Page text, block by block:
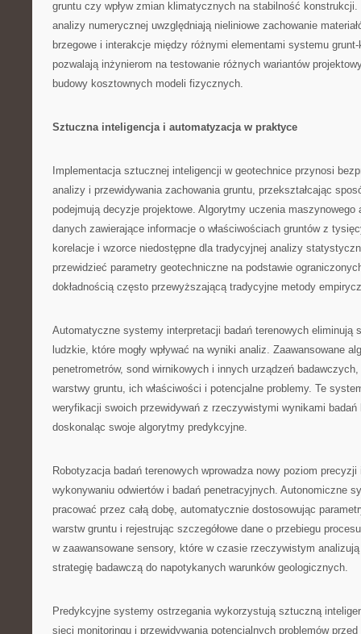
gruntu czy wpływ zmian klimatycznych na stabilność konstrukcji.
analizy numerycznej uwzględniają nieliniowe zachowanie
brzegowe i interakcje między różnymi elementami systemu
pozwalają inżynierom na testowanie różnych wariantów
budowy kosztownych modeli fizycznych.
Sztuczna inteligencja i automatyzacja w praktyce
Implementacja sztucznej inteligencji w geotechnice przynosi
analizy i przewidywania zachowania gruntu, przekształcając
podejmują decyzje projektowe. Algorytmy uczenia maszynowego
danych zawierające informacje o właściwościach gruntów z
korelacje i wzorce niedostępne dla tradycyjnej analizy
przewidzieć parametry geotechniczne na podstawie
dokładnością często przewyższającą tradycyjne metody
Automatyczne systemy interpretacji badań terenowych eliminują
ludzkie, które mogły wpływać na wyniki analiz. Zaawansowane
penetrometrów, sond wirnikowych i innych urządzeń
warstwy gruntu, ich właściwości i potencjalne problemy. Te
weryfikacji swoich przewidywań z rzeczywistymi wynikami badań
doskonaląc swoje algorytmy predykcyjne.
Robotyzacja badań terenowych wprowadza nowy poziom
wykonywaniu odwiertów i badań penetracyjnych. Autonomiczne
pracować przez całą dobę, automatycznie dostosowując
warstw gruntu i rejestrując szczegółowe dane o przebiegu
w zaawansowane sensory, które w czasie rzeczywistym
strategię badawczą do napotykanych warunków geologicznych.
Predykcyjne systemy ostrzegania wykorzystują sztuczną
sieci monitoringu i przewidywania potencjalnych problemów